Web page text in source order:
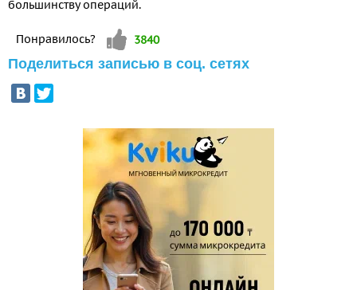
большинству операций.
Понравилось? Vote up!
3840
Поделиться записью в соц. сетях